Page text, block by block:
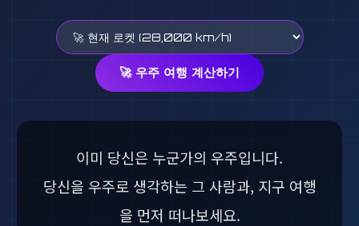
🚀 우주 여행 계산하기
이미 당신은 누군가의 우주입니다.
당신을 우주로 생각하는 그 사람과, 지구 여행
을 먼저 떠나보세요.